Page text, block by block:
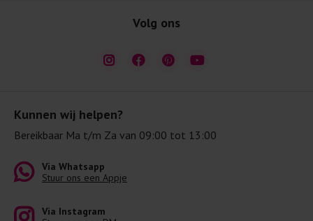
Kunnen wij helpen?
Bereikbaar Ma t/m Za van 09:00 tot 13:00
Via Whatsapp
Stuur ons een Appje
Via Instagram
Volg ons